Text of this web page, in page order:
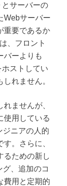
とサーバーの
Webサーバー
重要であるか
、フロント
バーよりも
ストしてい
れません。
ませんが、
使用している
ジニアの人的
。さらに、
るための新し
、追加のコ
費用と定期的